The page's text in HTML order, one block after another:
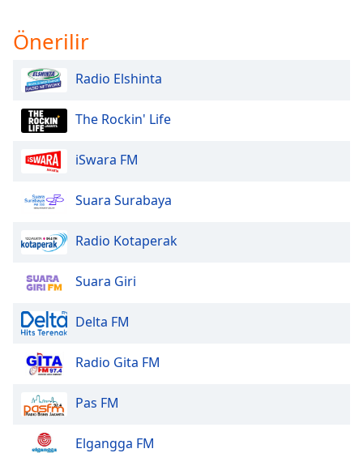
dialog
window.
Önerilir
Radio Elshinta
The Rockin' Life
iSwara FM
Suara Surabaya
Radio Kotaperak
Suara Giri
Delta FM
Radio Gita FM
Pas FM
Elgangga FM